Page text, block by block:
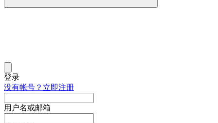
登录
没有帐号？立即注册
用户名或邮箱